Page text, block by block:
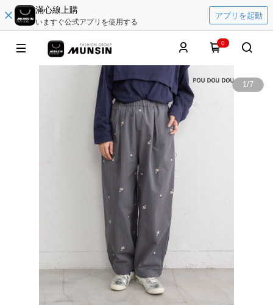
滿心線上購
いますぐ公式アプリを使用する
アプリを起動
0
1/7